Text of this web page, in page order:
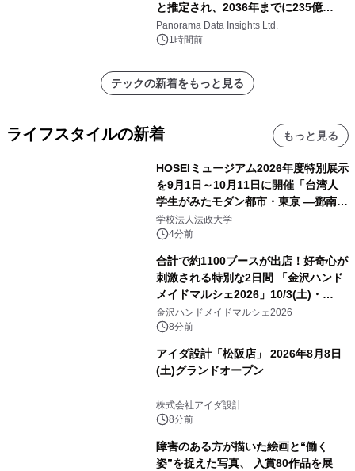
と推定され、2036年までに235億
8,000万米ドルに達すると予測されて
おり、予測期間（2026年～2036年）
Panorama Data Insights Ltd.
1時間前
テックの新着をもっと見る
ライフスタイルの新着 もっと見る
HOSEIミュージアム2026年度特別展示
を9月1日～10月11日に開催「台湾人
学生がみたモダン都市・東京 ―鄧南光
と法政大学の1930年代―」
学校法人法政大学
4分前
合計で約1100ブースが出店！好奇心が
刺激される特別な2日間 「金沢ハンド
メイドマルシェ2026」10/3(土)・
10/4(日)開催
金沢ハンドメイドマルシェ2026
8分前
アイダ設計「松阪店」 2026年8月8日
(土)グランドオープン
株式会社アイダ設計
8分前
障害のある方が描いた絵画と“働く
姿”を捉えた写真、 入賞80作品を展